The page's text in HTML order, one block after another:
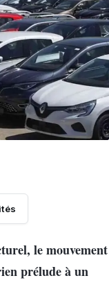
le mouvement
prélude à un